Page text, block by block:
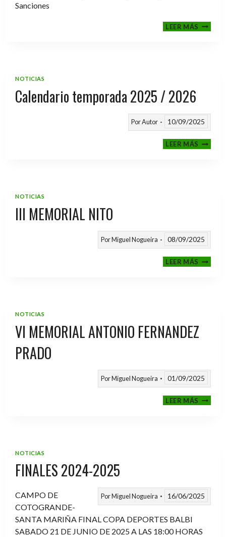
Sanciones
LEER MÁSFASE
NOTICIAS
Calendario temporada 2025 / 2026
PorAutor 10/09/2025
LEER MÁS
NOTICIAS
III MEMORIAL NITO
PorMiguel Nogueira 08/09/2025
LEER MÁSIII
NOTICIAS
VI MEMORIAL ANTONIO FERNANDEZ
PRADO
PorMiguel Nogueira 01/09/2025
LEER MÁSVI
NOTICIAS
FINALES 2024-2025
PorMiguel Nogueira 16/06/2025
CAMPO DE
COTOGRANDE-
SANTA MARIÑA FINAL COPA DEPORTES BALBI
SABADO 21 DE JUNIO DE 2025 A LAS 18:00 HORAS